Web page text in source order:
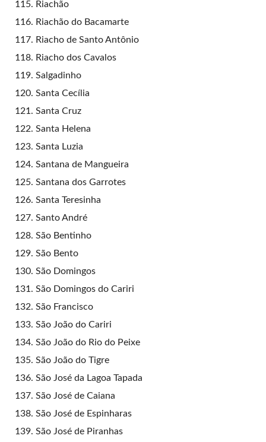
Riachão
Riachão do Bacamarte
Riacho de Santo Antônio
Riacho dos Cavalos
Salgadinho
Santa Cecília
Santa Cruz
Santa Helena
Santa Luzia
Santana de Mangueira
Santana dos Garrotes
Santa Teresinha
Santo André
São Bentinho
São Bento
São Domingos
São Domingos do Cariri
São Francisco
São João do Cariri
São João do Rio do Peixe
São João do Tigre
São José da Lagoa Tapada
São José de Caiana
São José de Espinharas
São José de Piranhas